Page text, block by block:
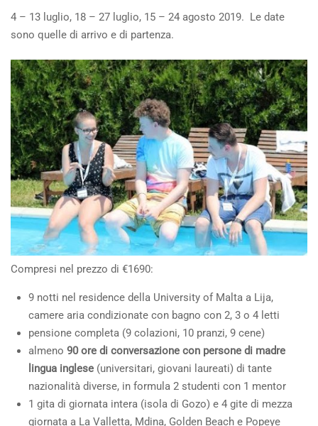
4 – 13 luglio, 18 – 27 luglio, 15 – 24 agosto 2019. Le date
sono quelle di arrivo e di partenza.
Compresi nel prezzo di €1690:
9 notti nel residence della University of Malta a Lija,
camere aria condizionate con bagno con 2, 3 o 4 letti
pensione completa (9 colazioni, 10 pranzi, 9 cene)
almeno 90 ore di conversazione con persone di madre
lingua inglese (universitari, giovani laureati) di tante
nazionalità diverse, in formula 2 studenti con 1 mentor
1 gita di giornata intera (isola di Gozo) e 4 gite di mezza
giornata a La Valletta, Mdina, Golden Beach e Popeye